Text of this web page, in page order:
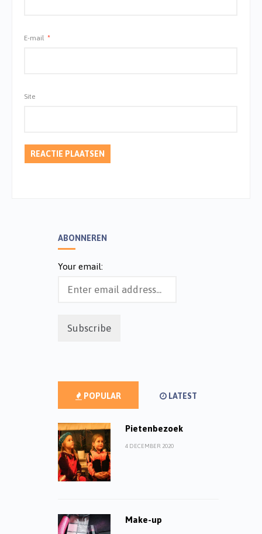
E-mail *
Site
ABONNEREN
Your email:
POPULAR LATEST
Pietenbezoek
4 DECEMBER 2020
Make-up